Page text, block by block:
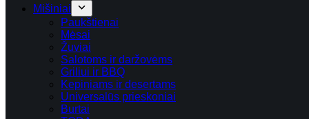
Mišiniai
Paukštienai
Mėsai
Žuviai
Salotoms ir daržovėms
Griliui ir BBQ
Kepiniams ir desertams
Universalūs prieskoniai
Burtai